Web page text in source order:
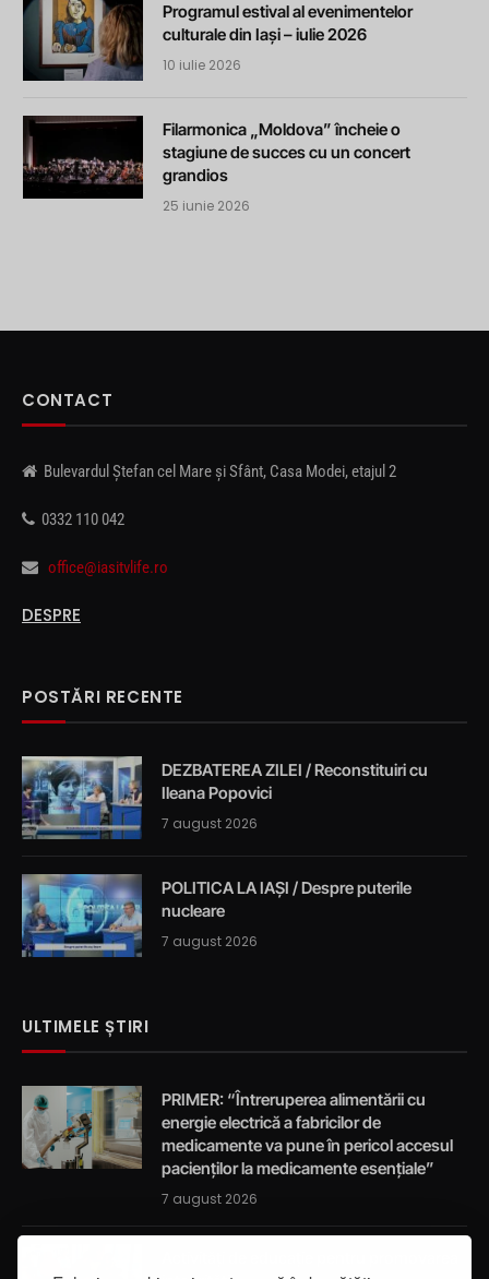
Programul estival al evenimentelor
culturale din Iași – iulie 2026
10 iulie 2026
Filarmonica „Moldova” încheie o
stagiune de succes cu un concert
grandios
25 iunie 2026
CONTACT
Bulevardul Ștefan cel Mare și Sfânt, Casa Modei, etajul 2
0332 110 042
office@iasitvlife.ro
DESPRE
POSTĂRI RECENTE
DEZBATEREA ZILEI / Reconstituiri cu
Ileana Popovici
7 august 2026
POLITICA LA IAȘI / Despre puterile
nucleare
7 august 2026
ULTIMELE ȘTIRI
PRIMER: “Întreruperea alimentării cu
energie electrică a fabricilor de
medicamente va pune în pericol accesul
pacienților la medicamente esențiale”
7 august 2026